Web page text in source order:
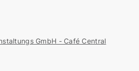
GmbH - Café Central